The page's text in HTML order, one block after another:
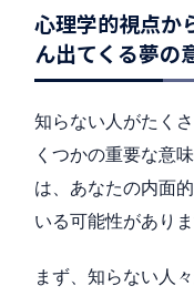
心理学的視点か
ん出てくる夢の
知らない人がたく
くつかの重要な意
は、あなたの内面
いる可能性がありま
まず、知らない人